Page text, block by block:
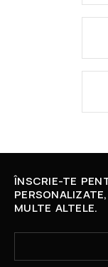
ÎNSCRIE-TE
MULTE ALTELE.